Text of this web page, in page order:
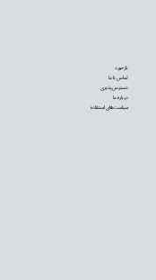
بازخورد
تماس با ما
دسترس‌پذیری
درباره ما
سیاست‌های استفاده